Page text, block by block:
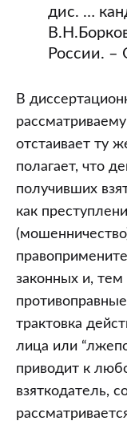
дис. …
России. –
В
отстаивает ту
полагает, что
получивших
как
законных и,
трактовка
лица или
приводит к
взяткодатель,